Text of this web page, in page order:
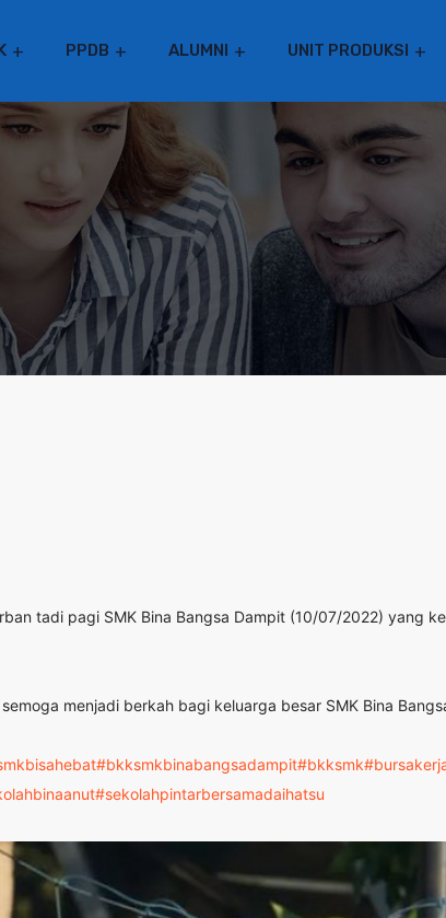
PPDB ALUMNI UNIT PRODUKSI
tadi pagi SMK Bina Bangsa Dampit (10/07/2022) yang
menjadi berkah bagi keluarga besar SMK Bina
#bkksmkbinabangsadampit#bkksmk
#sekolahpintarbersamadaihatsu